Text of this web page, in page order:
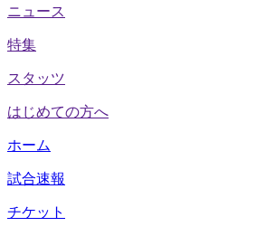
ニュース
特集
スタッツ
はじめての方へ
ホーム
試合速報
チケット